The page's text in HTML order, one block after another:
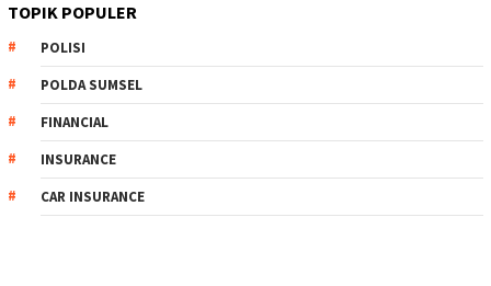
TOPIK POPULER
POLISI
POLDA SUMSEL
FINANCIAL
INSURANCE
CAR INSURANCE